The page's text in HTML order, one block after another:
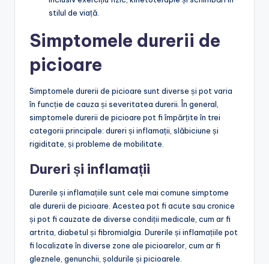
stilul de viață.
Simptomele durerii de
picioare
Simptomele durerii de picioare sunt diverse și pot varia
în funcție de cauza și severitatea durerii. În general,
simptomele durerii de picioare pot fi împărțite în trei
categorii principale: dureri și inflamații, slăbiciune și
rigiditate, și probleme de mobilitate.
Dureri și inflamații
Durerile și inflamațiile sunt cele mai comune simptome
ale durerii de picioare. Acestea pot fi acute sau cronice
și pot fi cauzate de diverse condiții medicale, cum ar fi
artrita, diabetul și fibromialgia. Durerile și inflamațiile pot
fi localizate în diverse zone ale picioarelor, cum ar fi
gleznele, genunchii, șoldurile și picioarele.